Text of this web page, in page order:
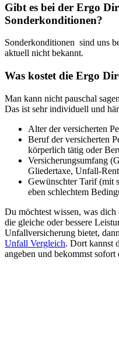
Gibt es bei der Ergo
Sonderkonditionen?
Sonderkonditionen sind uns
aktuell nicht bekannt.
Was kostet die Ergo
Man kann nicht pauschal
Das ist sehr individuell und
Alter der versicherten
Beruf der versicherten
körperlich tätig oder
Versicherungsumfang
Gliedertaxe, Unfall-
Gewünschter Tarif (mit
eben schlechtem
Du möchtest wissen, was
die gleiche oder bessere
Unfallversicherung bietet,
Unfall Vergleich. Dort kannst
angeben und bekommst sofort